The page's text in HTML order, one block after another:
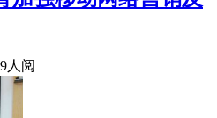
人阅